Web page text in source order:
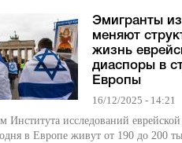
Эмигранты
меняют
жизнь
диаспоры в
Европы
16/12/2025 - 14:21
Института исследований
в Европе живут от 190 до 200